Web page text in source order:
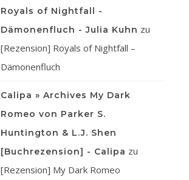
Royals of Nightfall -
Dämonenfluch - Julia Kuhn zu
[Rezension] Royals of Nightfall –
Dämonenfluch
Calipa » Archives My Dark
Romeo von Parker S.
Huntington & L.J. Shen
[Buchrezension] - Calipa zu
[Rezension] My Dark Romeo